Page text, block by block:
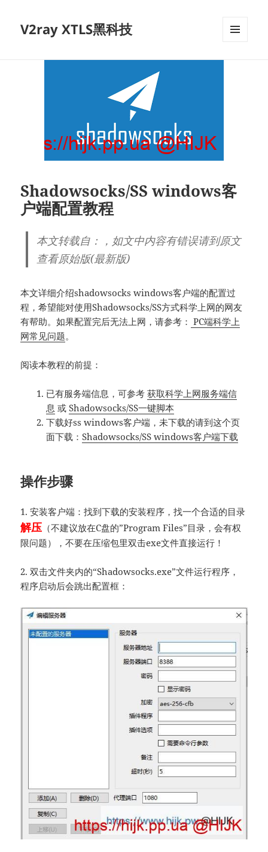
V2ray XTLS黑科技
Shadowsocks/SS windows客
户端配置教程
本文转载自：，如文中内容有错误请到原文
查看原始版(最新版)
本文详细介绍shadowsocks windows客户端的配置过
程，希望能对使用Shadowsocks/SS方式科学上网的网友
有帮助。如果配置完后无法上网，请参考： PC端科学上
网常见问题。
阅读本教程的前提：
已有服务端信息，可参考 获取科学上网服务端信
息 或 Shadowsocks/SS一键脚本
下载好ss windows客户端，未下载的请到这个页
面下载： Shadowsocks/SS windows客户端下载
操作步骤
1. 安装客户端：找到下载的安装程序，找一个合适的目录
解压 （不建议放在C盘的”Program Files”目录，会有权
限问题），不要在压缩包里双击exe文件直接运行！
2. 双击文件夹内的“Shadowsocks.exe”文件运行程序，
程序启动后会跳出配置框：